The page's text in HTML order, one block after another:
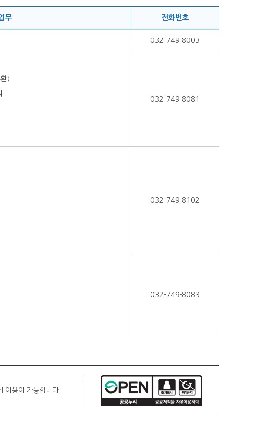
무 전화번호
032-749-8003
)
032-749-8081
032-749-8102
032-749-8083
이용이 가능합니다.